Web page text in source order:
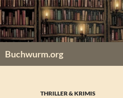
Zum
Inhalt
springen
Buchwurm.org
THRILLER & KRIMIS